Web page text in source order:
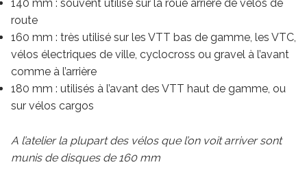
140 mm : souvent utilisé sur la roue arrière de vélos de
route
160 mm : très utilisé sur les VTT bas de gamme, les VTC,
vélos électriques de ville, cyclocross ou gravel à l’avant
comme à l’arrière
180 mm : utilisés à l’avant des VTT haut de gamme, ou
sur vélos cargos
A l’atelier la plupart des vélos que l’on voit arriver sont
munis de disques de 160 mm